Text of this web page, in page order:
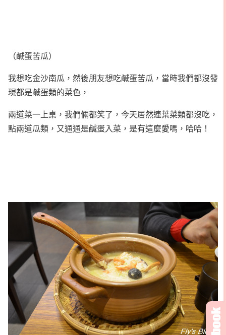
（鹹蛋苦瓜）
我想吃金沙南瓜，然後朋友想吃鹹蛋苦瓜，當時我們都沒發
現都是鹹蛋類的菜色，
兩道菜一上桌，我們倆都笑了，今天居然連葉菜類都沒吃，
點兩道瓜類，又通通是鹹蛋入菜，是有這麼愛嗎，哈哈！